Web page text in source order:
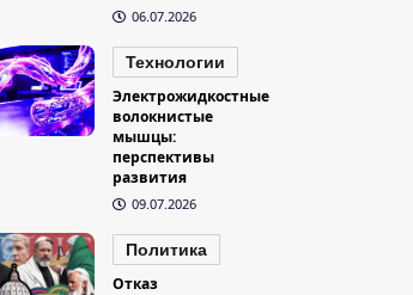
06.07.2026
Технологии
Электрожидкостные
волокнистые
мышцы:
перспективы
развития
09.07.2026
Политика
Отказ